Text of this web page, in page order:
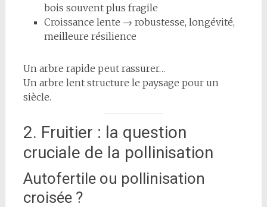
bois souvent plus fragile
Croissance lente → robustesse, longévité,
meilleure résilience
Un arbre rapide peut rassurer…
Un arbre lent structure le paysage pour un
siècle.
2. Fruitier : la question
cruciale de la pollinisation
Autofertile ou pollinisation
croisée ?